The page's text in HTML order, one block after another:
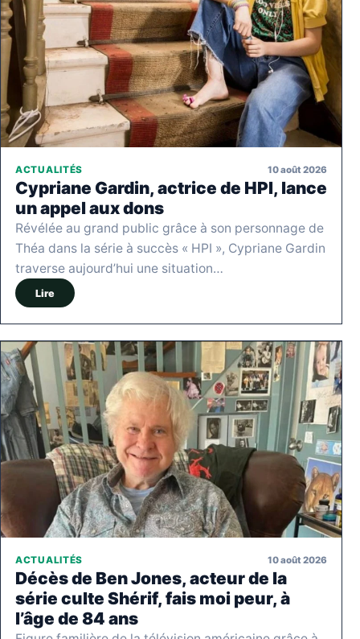
ACTUALITÉS 10 août 2026
Cypriane Gardin, actrice de HPI, lance
un appel aux dons
Révélée au grand public grâce à son personnage de
Théa dans la série à succès « HPI », Cypriane Gardin
traverse aujourd’hui une situation…
Lire
ACTUALITÉS 10 août 2026
Décès de Ben Jones, acteur de la
série culte Shérif, fais moi peur, à
l’âge de 84 ans